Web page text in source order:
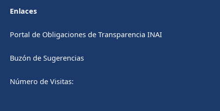
Enlaces
Portal de Obligaciones de Transparencia INAI
Buzón de Sugerencias
Número de Visitas: